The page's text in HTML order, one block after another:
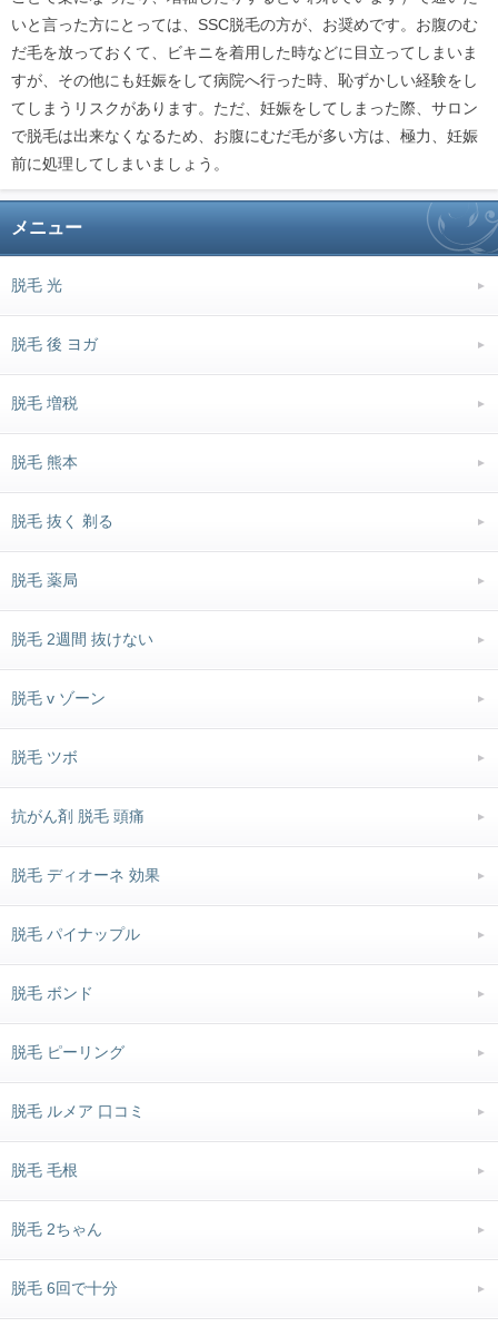
いと言った方にとっては、SSC脱毛の方が、お奨めです。お腹のむ
だ毛を放っておくて、ビキニを着用した時などに目立ってしまいま
すが、その他にも妊娠をして病院へ行った時、恥ずかしい経験をし
てしまうリスクがあります。ただ、妊娠をしてしまった際、サロン
で脱毛は出来なくなるため、お腹にむだ毛が多い方は、極力、妊娠
前に処理してしまいましょう。
メニュー
脱毛 光
脱毛 後 ヨガ
脱毛 増税
脱毛 熊本
脱毛 抜く 剃る
脱毛 薬局
脱毛 2週間 抜けない
脱毛 v ゾーン
脱毛 ツボ
抗がん剤 脱毛 頭痛
脱毛 ディオーネ 効果
脱毛 パイナップル
脱毛 ボンド
脱毛 ピーリング
脱毛 ルメア 口コミ
脱毛 毛根
脱毛 2ちゃん
脱毛 6回で十分